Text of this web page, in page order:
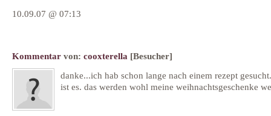
10.09.07 @ 07:13
Kommentar von: cooxterella [Besucher]
danke...ich hab schon lange nach einem rezept
ist es. das werden wohl meine weihnachtsgeschenke